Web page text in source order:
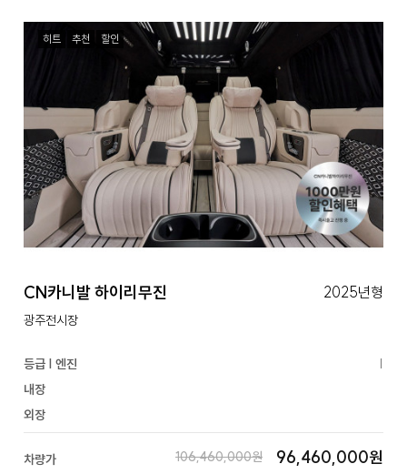
히트 추천 할인
CN카니발 하이리무진 2025년형
광주전시장
등급 | 엔진
|
내장
외장
차량가 106,460,000원 96,460,000원